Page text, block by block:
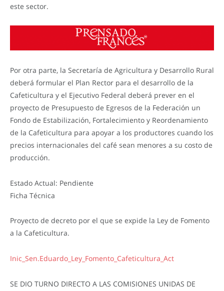
este sector.
Por otra parte, la Secretaría de Agricultura y Desarrollo Rural
deberá formular el Plan Rector para el desarrollo de la
Cafeticultura y el Ejecutivo Federal deberá prever en el
proyecto de Presupuesto de Egresos de la Federación un
Fondo de Estabilización, Fortalecimiento y Reordenamiento
de la Cafeticultura para apoyar a los productores cuando los
precios internacionales del café sean menores a su costo de
producción.
Estado Actual: Pendiente
Ficha Técnica
Proyecto de decreto por el que se expide la Ley de Fomento
a la Cafeticultura.
Inic_Sen.Eduardo_Ley_Fomento_Cafeticultura_Act
SE DIO TURNO DIRECTO A LAS COMISIONES UNIDAS DE